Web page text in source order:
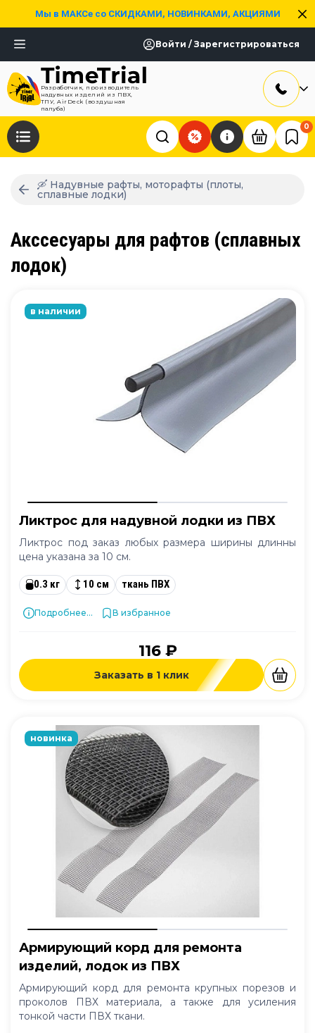
Мы в МАКСе со СКИДКАМИ, НОВИНКАМИ, АКЦИЯМИ
Войти / Зарегистрироваться
Разработчик, производитель
надувных изделий из ПВХ,
ТПУ, AirDeck (воздушная
палуба)
0
🛶 Надувные рафты, моторафты (плоты,
сплавные лодки)
Акссесуары для рафтов (сплавных
лодок)
в наличии
Ликтрос для надувной лодки из ПВХ
Ликтрос под заказ любых размера ширины длинны
цена указана за 10 см.
0.3 кг 10 см ткань ПВХ
Подробнее... В избранное
116 ₽
Заказать в 1 клик
новинка
Армирующий корд для ремонта
изделий, лодок из ПВХ
Армирующий корд для ремонта крупных порезов и
проколов ПВХ материала, а также для усиления
тонкой части ПВХ ткани.